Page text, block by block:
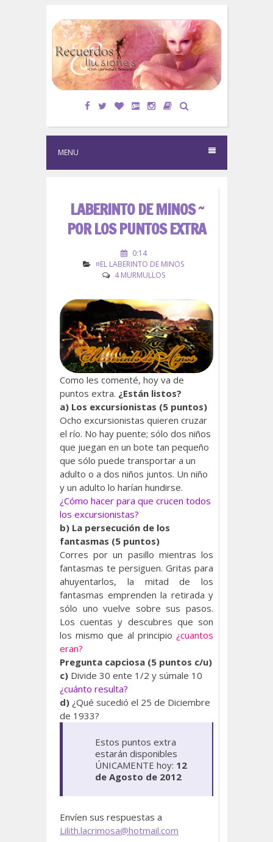
t
MENU
LABERINTO DE MINOS ~
POR LOS PUNTOS EXTRA
0:14
¤EL LABERINTO DE MINOS
4 MURMULLOS
Como les comenté, hoy va de
puntos extra. ¿Están listos?
a) Los excursionistas (5 puntos)
Ocho excursionistas quieren cruzar
el río. No hay puente; sólo dos niños
que juegan en un bote tan pequeño
que sólo puede transportar a un
adulto o a dos niños juntos. Un niño
y un adulto lo harían hundirse.
¿Cómo hacer para que crucen todos
los excursionistas?
b) La persecución de los
fantasmas (5 puntos)
Corres por un pasillo mientras los
fantasmas te persiguen. Gritas para
ahuyentarlos, la mitad de los
fantasmas emprenden la retirada y
sólo uno vuelve sobre sus pasos.
Los cuentas y descubres que son
los mismo que al principio ¿cuantos
eran?
Pregunta capciosa (5 puntos c/u)
c) Divide 30 ente 1/2 y súmale 10
¿cuánto resulta?
d) ¿Qué sucedió el 25 de Diciembre
de 1933?
Estos puntos extra
estarán disponibles
ÚNICAMENTE hoy: 12
de Agosto de 2012
Envíen sus respuestas a
Lilith.lacrimosa@hotmail.com